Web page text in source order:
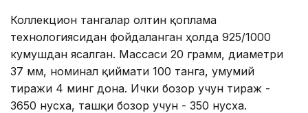
Коллекцион тангалар олтин қоплама
технологиясидан фойдаланган ҳолда 925/1000
кумушдан ясалган. Массаси 20 грамм, диаметри
37 мм, номинал қиймати 100 танга, умумий
тиражи 4 минг дона. Ички бозор учун тираж -
3650 нусха, ташқи бозор учун - 350 нусха.